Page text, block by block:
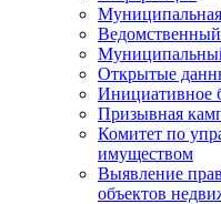
Открытые
Инициативное
Призывная
Комитет по
имуществом
Выявление
объектов